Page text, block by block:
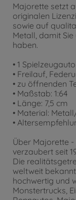
Majorette setzt
originalen
sowie auf
Metall, damit
haben.
• 1
• Freilauf,
• zu öffnenden
• Maßstab: 1:64
• Länge: 7,5 cm
• Material:
•
Über Majorette
verzaubert seit
Die
weltweit
hochwertig und
Monstertrucks,